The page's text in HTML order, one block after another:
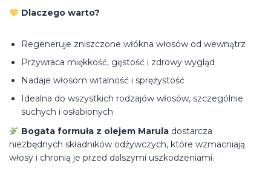
Dlaczego warto?
Regeneruje zniszczone włókna włosów od wewnątrz
Przywraca miękkość, gęstość i zdrowy wygląd
Nadaje włosom witalność i sprężystość
Idealna do wszystkich rodzajów włosów, szczególnie
suchych i osłabionych
Bogata formuła z olejem Maruladostarcza
niezbędnych składników odżywczych, które wzmacniają
włosy i chronią je przed dalszymi uszkodzeniami.